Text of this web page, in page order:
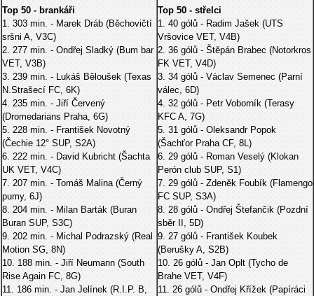
Top 50 - brankáři
1. 303 min. - Marek Dráb (Běchovičtí
sršni A, V3C)
2. 277 min. - Ondřej Sladký (Bum bar
VET, V3B)
3. 239 min. - Lukáš Běloušek (Texas
N.Strašecí FC, 6K)
4. 235 min. - Jiří Červený
(Dromedarians Praha, 6G)
5. 228 min. - František Novotný
(Čechie 12° SUP, S2A)
6. 222 min. - David Kubricht (Šachta
UK VET, V4C)
7. 207 min. - Tomáš Malina (Černý
pumy, 6J)
8. 204 min. - Milan Barták (Buran
Buran SUP, S3C)
9. 202 min. - Michal Podrazský (Real
Motion SG, 8N)
10. 188 min. - Jiří Neumann (South
Rise Again FC, 8G)
11. 186 min. - Jan Jelínek (R.I.P. B,
Top 50 - střelci
1. 40 gólů - Radim Jašek (UTS
Vršovice VET, V4B)
2. 36 gólů - Štěpán Brabec (Notorkros
FK VET, V4D)
3. 34 gólů - Václav Semenec (Parní
válec, 6D)
4. 32 gólů - Petr Voborník (Terasy
KFC A, 7G)
5. 31 gólů - Oleksandr Popok
(Šachťor Praha CF, 8L)
6. 29 gólů - Roman Veselý (Klokan
Perón club SUP, S1)
7. 29 gólů - Zdeněk Foubík (Flamengo
FC SUP, S3A)
8. 28 gólů - Ondřej Štefančik (Pozdní
sběr II, 5D)
9. 27 gólů - František Koubek
(Berušky A, S2B)
10. 26 gólů - Jan Oplt (Tycho de
Brahe VET, V4F)
11. 26 gólů - Ondřej Křížek (Papíráci